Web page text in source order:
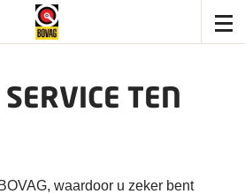
TEN
waardoor u zeker bent